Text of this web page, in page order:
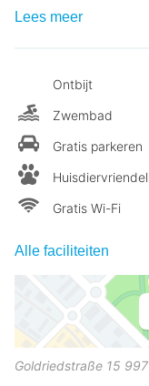
Lees meer
Ontbijt
Zwembad
Gratis parkeren
Gratis Wi-Fi
Alle faciliteiten
Goldriedstraße 15